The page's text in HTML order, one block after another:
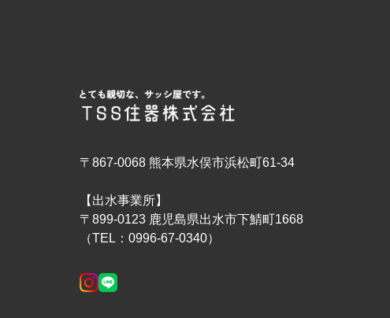
〒867-0068 熊本県水俣市浜松町61-34
【出水事業所】
〒899-0123 鹿児島県出水市下鯖町1668
（TEL：0996-67-0340）